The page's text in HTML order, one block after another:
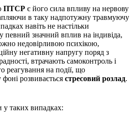
ПТСР є його сила впливу на нервову
в таку надпотужну травмуючу
навіть не настільки
певний значний вплив на індивіда,
недовірливою психікою,
негативну напругу поряд з
втрачають самоконтроль і
реагування на події, що
розвивається стресовий розлад.
таких випадках: